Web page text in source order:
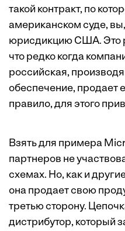
такой контракт, по
американском суде,
юрисдикцию США. Это
что редко когда
российская,
обеспечение, продает
правило, для этого
Взять для примера
партнеров не
схемах. Но, как и
она продает свою
третью сторону.
дистрибутор, который